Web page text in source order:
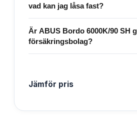
vad kan jag låsa fast?
Är ABUS Bordo 6000K/90 SH
försäkringsbolag?
Jämför pris